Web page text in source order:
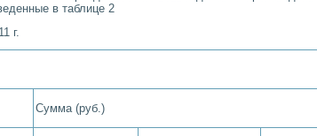
в таблице 2
г.
Сумма (руб.)